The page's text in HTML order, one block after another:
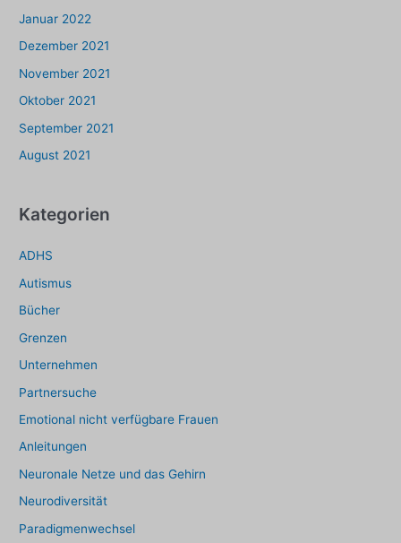
Januar 2022
Dezember 2021
November 2021
Oktober 2021
September 2021
August 2021
Kategorien
ADHS
Autismus
Bücher
Grenzen
Unternehmen
Partnersuche
Emotional nicht verfügbare Frauen
Anleitungen
Neuronale Netze und das Gehirn
Neurodiversität
Paradigmenwechsel